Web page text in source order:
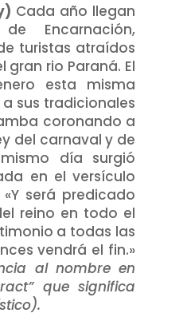
Cada año llegan
Encarnación,
turistas atraídos
gran rio Paraná. El
esta misma
sus tradicionales
coronando a
del carnaval y de
día surgió
en el versículo
será predicado
reino en todo el
a todas las
vendrá el fin.»
al nombre en
que significa